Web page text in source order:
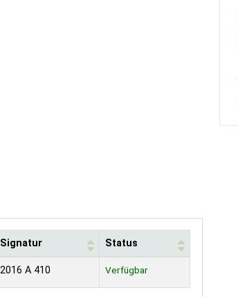
Signatur Status
2016 A 410 Verfügbar